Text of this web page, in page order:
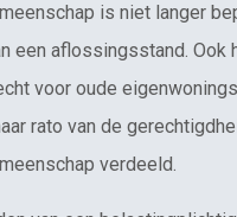
is niet langer
een aflossingsstand. Ook
voor oude
rato van de
verdeeld.